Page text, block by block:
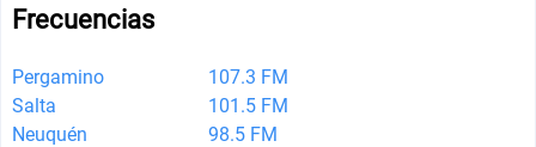
Frecuencias
Pergamino
107.3 FM
Salta
101.5 FM
Neuquén
98.5 FM